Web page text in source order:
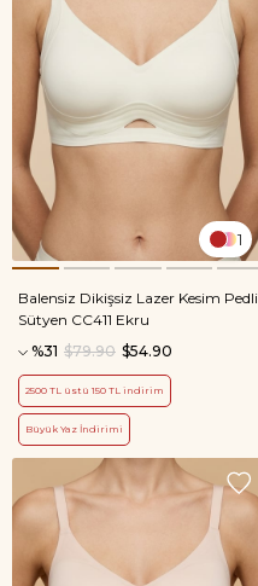
1
Balensiz Dikişsiz Lazer Kesim Pedli
Sütyen CC411 Ekru
%31
$54.90
$79.90
2500 TL üstü 150 TL indirim
Büyük Yaz İndirimi